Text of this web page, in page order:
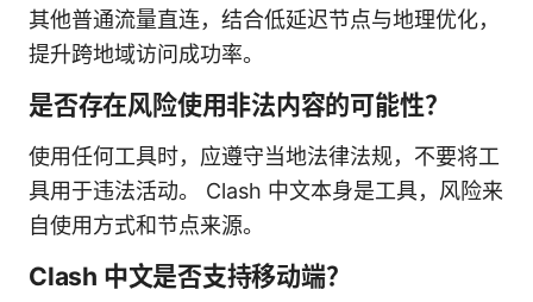
其他普通流量直连，结合低延迟节点与地理优化，
提升跨地域访问成功率。
是否存在风险使用非法内容的可能性？
使用任何工具时，应遵守当地法律法规，不要将工
具用于违法活动。 Clash 中文本身是工具，风险来
自使用方式和节点来源。
Clash 中文是否支持移动端？